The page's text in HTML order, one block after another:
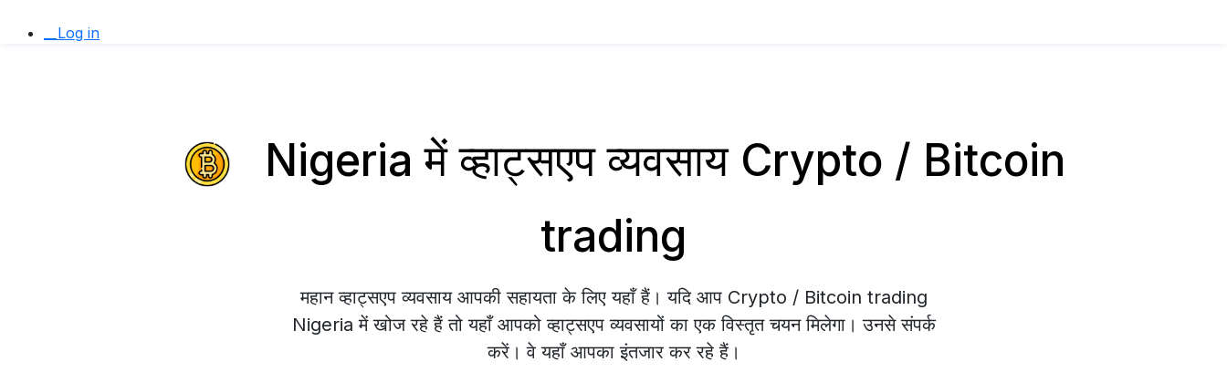
__Log in
Nigeria में व्हाट्सएप व्यवसाय Crypto / Bitcoin
trading
महान व्हाट्सएप व्यवसाय आपकी सहायता के लिए यहाँ हैं। यदि आप Crypto / Bitcoin trading
Nigeria में खोज रहे हैं तो यहाँ आपको व्हाट्सएप व्यवसायों का एक विस्तृत चयन मिलेगा। उनसे संपर्क
करें। वे यहाँ आपका इंतजार कर रहे हैं।